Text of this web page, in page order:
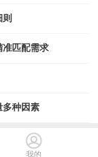
准匹配需求
多种因素
我的